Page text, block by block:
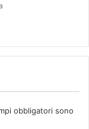
obbligatori sono